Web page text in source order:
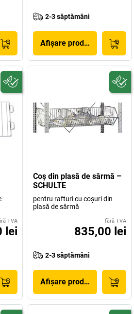
2-3 săptămâni
Afișare produs
TVA
lei
Coş din plasă de sârmă –
SCHULTE
pentru rafturi cu coşuri din
plasă de sârmă
fără TVA
835,00 lei
2-3 săptămâni
Afișare produs